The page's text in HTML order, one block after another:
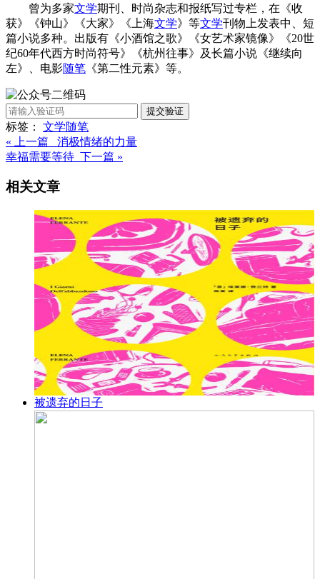
曾为多家文学期刊、时尚杂志和报纸写过专栏，在《收
获》《钟山》《大家》《上海文学》等文学刊物上发表中、短
篇小说多种。出版有《小酒馆之歌》《女艺术家镜像》《20世
纪60年代西方时尚符号》《杭州往事》及长篇小说《继续向
左》、电影随笔 《第二性元素》等。
提交验证
标签： 文学随笔
« 上一篇 消极情绪的力量
幸福需要等待 下一篇 »
相关文章
被遗弃的日子